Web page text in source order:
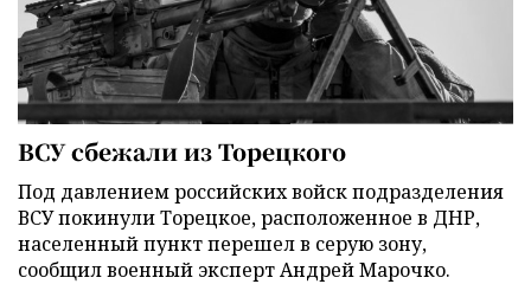
ВСУ сбежали из Торецкого
Под давлением российских войск подразделения
ВСУ покинули Торецкое, расположенное в ДНР,
населенный пункт перешел в серую зону,
сообщил военный эксперт Андрей Марочко.